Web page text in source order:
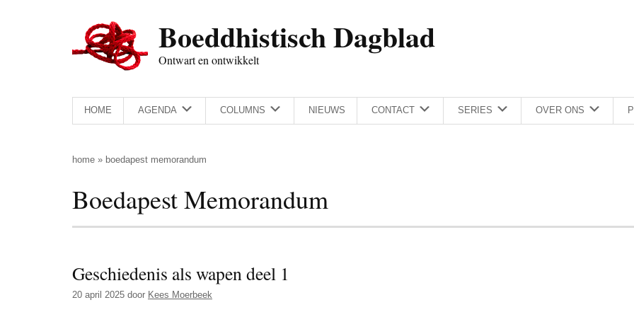
Boeddhistisch Dagblad
Ontwart en ontwikkelt
HOME AGENDA COLUMNS NIEUWS CONTACT SERIES OVER ONS
home » boedapest memorandum
Boedapest Memorandum
Geschiedenis als wapen deel 1
20 april 2025 door Kees Moerbeek